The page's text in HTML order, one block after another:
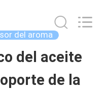
del aroma
del aceite
de la